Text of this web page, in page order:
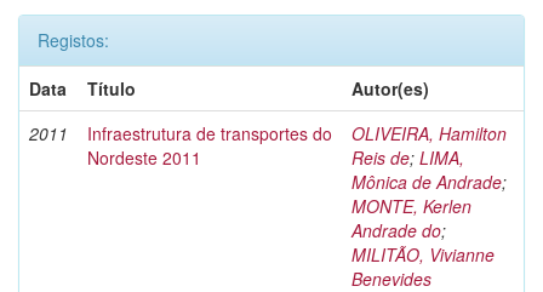
Registos:
Data
Título
Autor(es)
2011
Infraestrutura de transportes do
Nordeste 2011
OLIVEIRA, Hamilton
Reis de; LIMA,
Mônica de Andrade;
MONTE, Kerlen
Andrade do;
MILITÃO, Vivianne
Benevides